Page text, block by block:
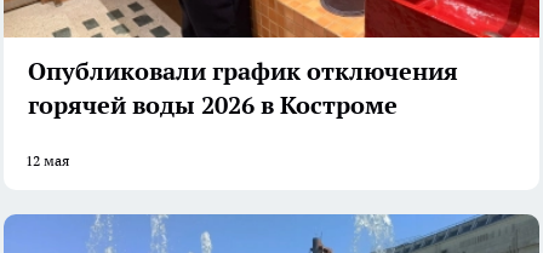
Опубликовали график отключения
горячей воды 2026 в Костроме
12 мая